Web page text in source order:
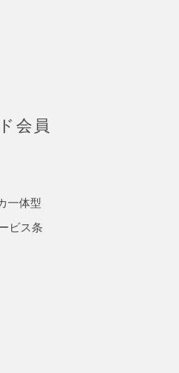
会員
一体型
ビス条